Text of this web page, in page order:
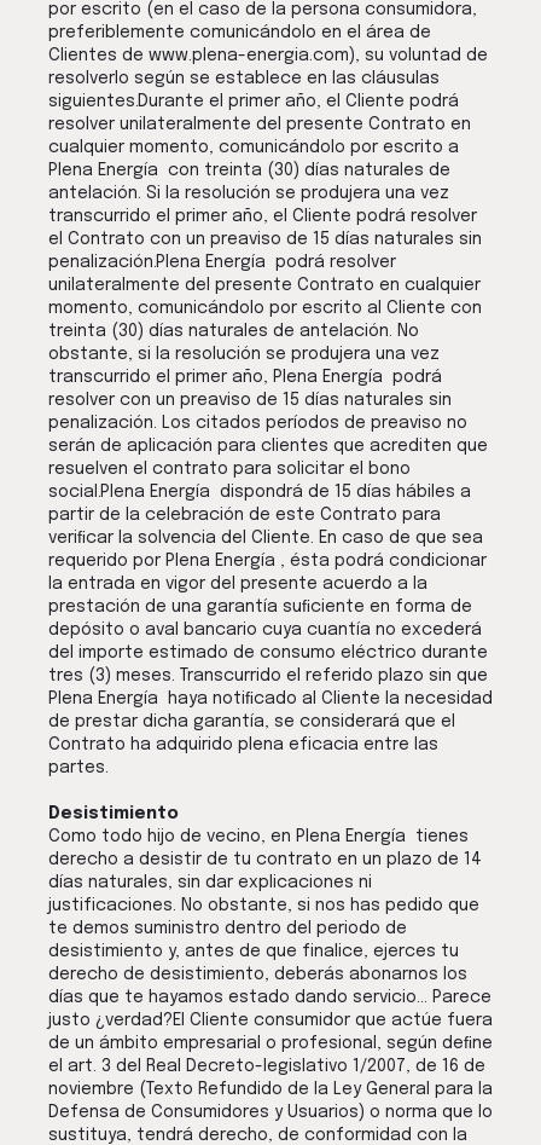
por escrito (en el caso de la persona consumidora,
preferiblemente comunicándolo en el área de
Clientes de www.plena-energia.com), su voluntad de
resolverlo según se establece en las cláusulas
siguientes.Durante el primer año, el Cliente podrá
resolver unilateralmente del presente Contrato en
cualquier momento, comunicándolo por escrito a
Plena Energía con treinta (30) días naturales de
antelación. Si la resolución se produjera una vez
transcurrido el primer año, el Cliente podrá resolver
el Contrato con un preaviso de 15 días naturales sin
penalización.Plena Energía podrá resolver
unilateralmente del presente Contrato en cualquier
momento, comunicándolo por escrito al Cliente con
treinta (30) días naturales de antelación. No
obstante, si la resolución se produjera una vez
transcurrido el primer año, Plena Energía podrá
resolver con un preaviso de 15 días naturales sin
penalización. Los citados períodos de preaviso no
serán de aplicación para clientes que acrediten que
resuelven el contrato para solicitar el bono
social.Plena Energía dispondrá de 15 días hábiles a
partir de la celebración de este Contrato para
veriﬁcar la solvencia del Cliente. En caso de que sea
requerido por Plena Energía , ésta podrá condicionar
la entrada en vigor del presente acuerdo a la
prestación de una garantía suﬁciente en forma de
depósito o aval bancario cuya cuantía no excederá
del importe estimado de consumo eléctrico durante
tres (3) meses. Transcurrido el referido plazo sin que
Plena Energía haya notiﬁcado al Cliente la necesidad
de prestar dicha garantía, se considerará que el
Contrato ha adquirido plena eficacia entre las
partes.
Desistimiento
Como todo hijo de vecino, en Plena Energía tienes
derecho a desistir de tu contrato en un plazo de 14
días naturales, sin dar explicaciones ni
justificaciones. No obstante, si nos has pedido que
te demos suministro dentro del periodo de
desistimiento y, antes de que finalice, ejerces tu
derecho de desistimiento, deberás abonarnos los
días que te hayamos estado dando servicio… Parece
justo ¿verdad?El Cliente consumidor que actúe fuera
de un ámbito empresarial o profesional, según deﬁne
el art. 3 del Real Decreto-legislativo 1/2007, de 16 de
noviembre (Texto Refundido de la Ley General para la
Defensa de Consumidores y Usuarios) o norma que lo
sustituya, tendrá derecho, de conformidad con la